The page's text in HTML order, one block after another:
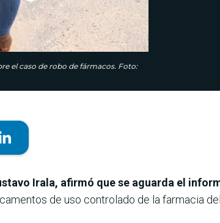
el caso de robo de fármacos. Foto:
Irala, afirmó que se aguarda el
de uso controlado de la farmacia